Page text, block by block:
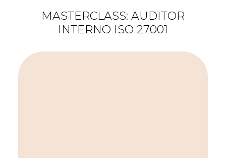
MASTERCLASS: AUDITOR
INTERNO ISO 27001